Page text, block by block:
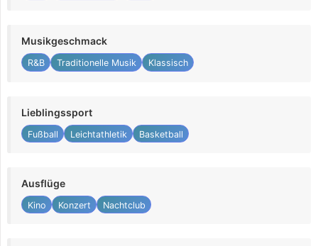
Musikgeschmack
R&B Traditionelle Musik Klassisch
Lieblingssport
Fußball Leichtathletik Basketball
Ausflüge
Kino Konzert Nachtclub